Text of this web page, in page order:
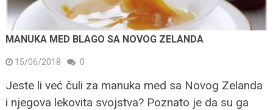
MANUKA MED BLAGO SA NOVOG ZELANDA
15/06/2018 0
Jeste li već čuli za manuka med sa Novog Zelanda
i njegova lekovita svojstva? Poznato je da su ga